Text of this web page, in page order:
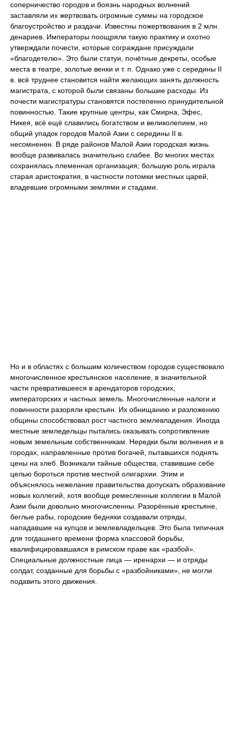
соперничество городов и боязнь народных волнений
заставляли их жертвовать огромные суммы на городское
благоустройство и раздачи. Известны пожертвования в 2 млн.
денариев. Императоры поощряли такую практику и охотно
утверждали почести, которые сограждане присуждали
«благодетелю». Это были статуи, почётные декреты, особые
места в театре, золотые венки и т. п. Однако уже с середины II
в. всё труднее становится найти желающих занять должность
магистрата, с которой были связаны большие расходы. Из
почести магистратуры становятся постепенно принудительной
повинностью. Такие крупные центры, как Смирна, Эфес,
Никея, всё ещё славились богатством и великолепием, но
общий упадок городов Малой Азии с середины II в.
несомненен. В ряде районов Малой Азии городская жизнь
вообще развивалась значительно слабее. Во многих местах
сохранялась племенная организация; большую роль играла
старая аристократия, в частности потомки местных царей,
владевшие огромными землями и стадами.
Но и в областях с большим количеством городов существовало
многочисленное крестьянское население, в значительной
части превратившееся в арендаторов городских,
императорских и частных земель. Многочисленные налоги и
повинности разоряли крестьян. Их обнищанию и разложению
общины способствовал рост частного землевладения. Иногда
местные земледельцы пытались оказывать сопротивление
новым земельным собственникам. Нередки были волнения и в
городах, направленные против богачей, пытавшихся поднять
цены на хлеб. Возникали тайные общества, ставившие себе
целью бороться против местной олигархии. Этим и
объяснялось нежелание правительства допускать образование
новых коллегий, хотя вообще ремесленные коллегии в Малой
Азии были довольно многочисленны. Разорённые крестьяне,
беглые рабы, городские бедняки создавали отряды,
нападавшие на купцов и землевладельцев. Это была типичная
для тогдашнего времени форма классовой борьбы,
квалифицировавшаяся в римском праве как «разбой».
Специальные должностные лица — иренархи — и отряды
солдат, созданные для борьбы с «разбойниками», не могли
подавить этого движения.